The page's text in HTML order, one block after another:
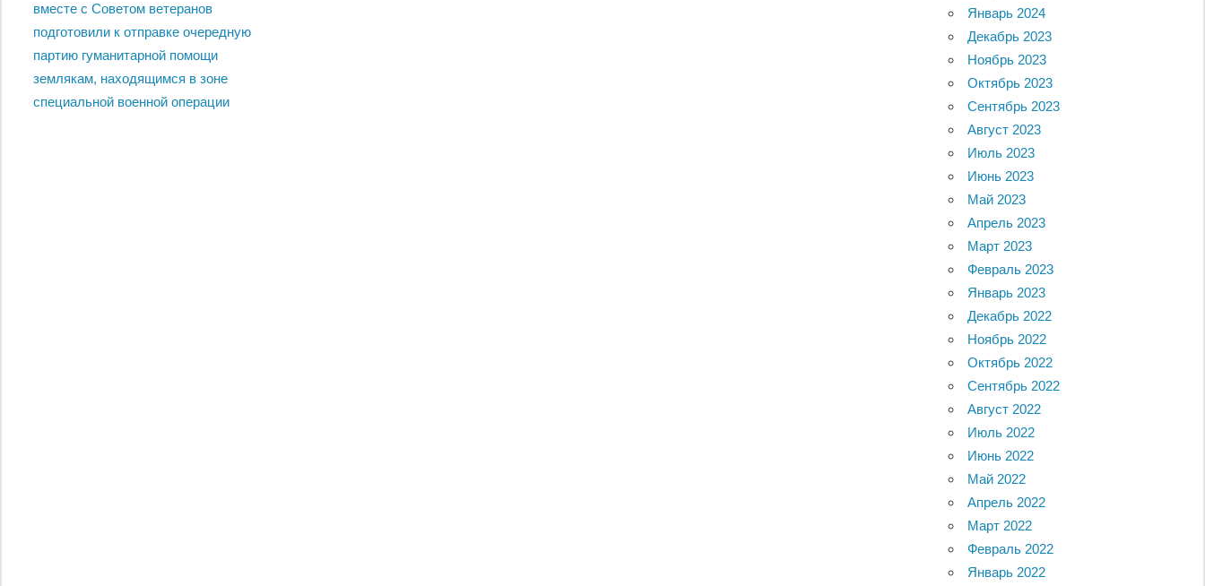
вместе с Советом ветеранов
подготовили к отправке очередную
партию гуманитарной помощи
землякам, находящимся в зоне
специальной военной операции
Январь 2024
Декабрь 2023
Ноябрь 2023
Октябрь 2023
Сентябрь 2023
Август 2023
Июль 2023
Июнь 2023
Май 2023
Апрель 2023
Март 2023
Февраль 2023
Январь 2023
Декабрь 2022
Ноябрь 2022
Октябрь 2022
Сентябрь 2022
Август 2022
Июль 2022
Июнь 2022
Май 2022
Апрель 2022
Март 2022
Февраль 2022
Январь 2022